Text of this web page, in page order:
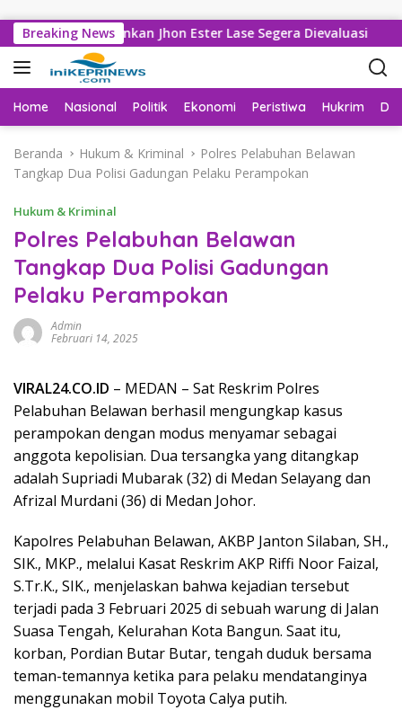
Breaking News
Medan Sarankan Jhon Ester Lase Segera Dievaluasi
Home Nasional Politik Ekonomi Peristiwa Hukrim
Beranda Hukum & Kriminal
Polres Pelabuhan Belawan
Tangkap Dua Polisi Gadungan Pelaku Perampokan
Hukum & Kriminal
Polres Pelabuhan Belawan
Tangkap Dua Polisi Gadungan
Pelaku Perampokan
Admin
Februari 14, 2025
VIRAL24.CO.ID – MEDAN – Sat Reskrim Polres
Pelabuhan Belawan berhasil mengungkap kasus
perampokan dengan modus menyamar sebagai
anggota kepolisian. Dua tersangka yang ditangkap
adalah Supriadi Mubarak (32) di Medan Selayang dan
Afrizal Murdani (36) di Medan Johor.
Kapolres Pelabuhan Belawan, AKBP Janton Silaban, SH.,
SIK., MKP., melalui Kasat Reskrim AKP Riffi Noor Faizal,
S.Tr.K., SIK., menjelaskan bahwa kejadian tersebut
terjadi pada 3 Februari 2025 di sebuah warung di Jalan
Suasa Tengah, Kelurahan Kota Bangun. Saat itu,
korban, Pordian Butar Butar, tengah duduk bersama
teman-temannya ketika para pelaku mendatanginya
menggunakan mobil Toyota Calya putih.